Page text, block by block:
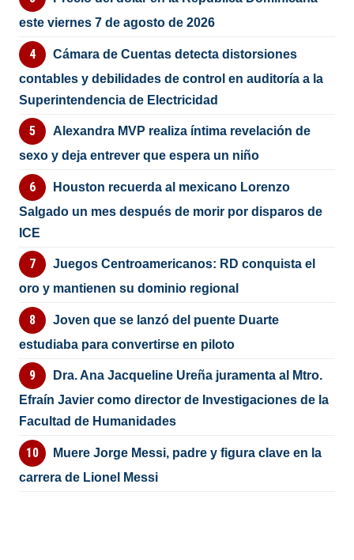
este viernes 7 de agosto de 2026
Cámara de Cuentas detecta distorsiones
contables y debilidades de control en auditoría a la
Superintendencia de Electricidad
Alexandra MVP realiza íntima revelación de
sexo y deja entrever que espera un niño
Houston recuerda al mexicano Lorenzo
Salgado un mes después de morir por disparos de
ICE
Juegos Centroamericanos: RD conquista el
oro y mantienen su dominio regional
Joven que se lanzó del puente Duarte
estudiaba para convertirse en piloto
Dra. Ana Jacqueline Ureña juramenta al Mtro.
Efraín Javier como director de Investigaciones de la
Facultad de Humanidades
Muere Jorge Messi, padre y figura clave en la
carrera de Lionel Messi